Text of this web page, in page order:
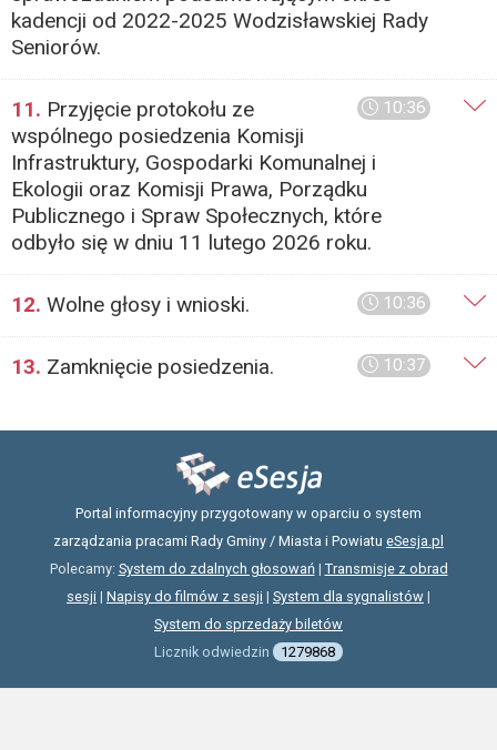
kadencji od 2022-2025 Wodzisławskiej Rady
Seniorów.
10:36
11. Przyjęcie protokołu ze
wspólnego posiedzenia Komisji
Infrastruktury, Gospodarki Komunalnej i
Ekologii oraz Komisji Prawa, Porządku
Publicznego i Spraw Społecznych, które
odbyło się w dniu 11 lutego 2026 roku.
10:36
12. Wolne głosy i wnioski.
10:37
13. Zamknięcie posiedzenia.
Portal informacyjny przygotowany w oparciu o system
zarządzania pracami Rady Gminy / Miasta i Powiatu eSesja.pl
Polecamy: System do zdalnych głosowań| Transmisje z obrad
sesji | Napisy do filmów z sesji | System dla sygnalistów |
System do sprzedaży biletów
Licznik odwiedzin
1279868